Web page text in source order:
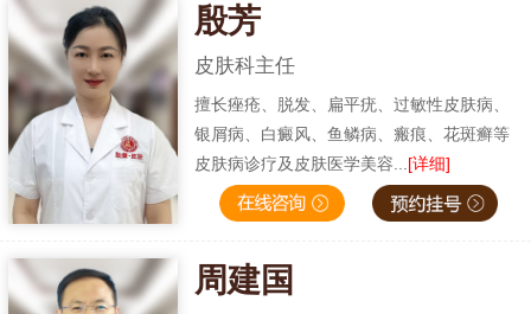
殷芳
皮肤科主任
擅长痤疮、脱发、扁平疣、过敏性皮肤病、
银屑病、白癜风、鱼鳞病、瘢痕、花斑癣等
皮肤病诊疗及皮肤医学美容... [详细]
周建国